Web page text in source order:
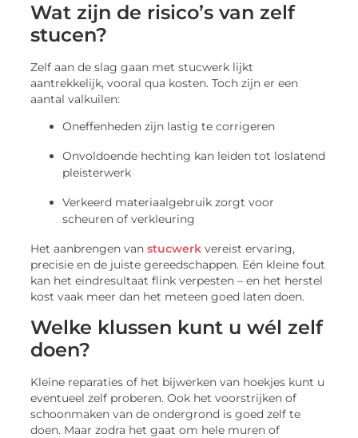
Wat zijn de risico’s van zelf
stucen?
Zelf aan de slag gaan met stucwerk lijkt
aantrekkelijk, vooral qua kosten. Toch zijn er een
aantal valkuilen:
Oneffenheden zijn lastig te corrigeren
Onvoldoende hechting kan leiden tot loslatend
pleisterwerk
Verkeerd materiaalgebruik zorgt voor
scheuren of verkleuring
Het aanbrengen vanstucwerk vereist ervaring,
precisie en de juiste gereedschappen. Eén kleine fout
kan het eindresultaat flink verpesten – en het herstel
kost vaak meer dan het meteen goed laten doen.
Welke klussen kunt u wél zelf
doen?
Kleine reparaties of het bijwerken van hoekjes kunt u
eventueel zelf proberen. Ook het voorstrijken of
schoonmaken van de ondergrond is goed zelf te
doen. Maar zodra het gaat om hele muren of